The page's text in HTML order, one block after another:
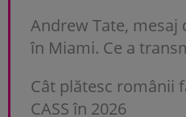
Andrew Tate, mesaj
în Miami. Ce a
Cât plătesc românii
CASS în 2026